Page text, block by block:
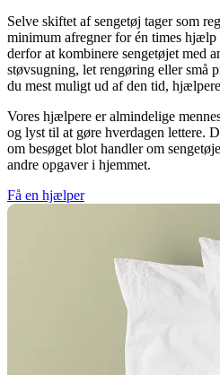
Selve skiftet af sengetøj tager som
minimum afregner for én times
derfor at kombinere sengetøjet med
støvsugning, let rengøring eller små
du mest muligt ud af den tid,
Vores hjælpere er almindelige
og lyst til at gøre hverdagen lettere.
om besøget blot handler om
andre opgaver i hjemmet.
Få en hjælper